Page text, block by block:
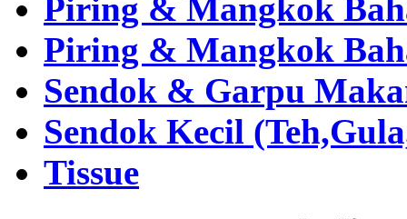
Piring & Mangkok
Piring & Mangkok
Sendok & Garpu
Sendok Kecil
Tissue